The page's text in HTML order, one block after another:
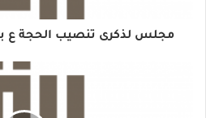
مجلس لذكرى تنصيب الحجة ع